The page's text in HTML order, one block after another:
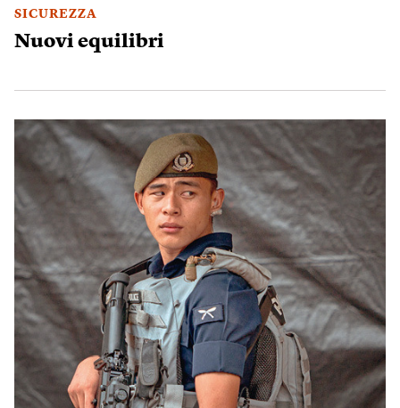
SICUREZZA
Nuovi equilibri